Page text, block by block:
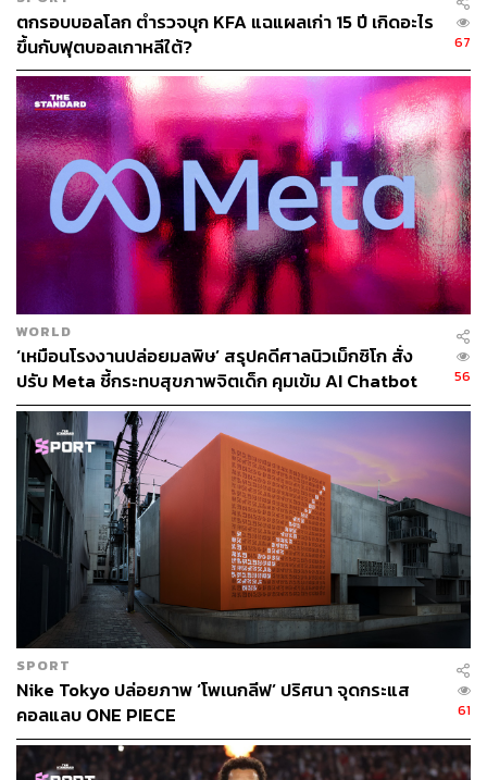
ตกรอบบอลโลก ตำรวจบุก KFA แฉแผลเก่า 15 ปี เกิดอะไร
ขึ้นกับฟุตบอลเกาหลีใต้?
67
WORLD
‘เหมือนโรงงานปล่อยมลพิษ’ สรุปคดีศาลนิวเม็กซิโก สั่ง
ปรับ Meta ชี้กระทบสุขภาพจิตเด็ก คุมเข้ม AI Chatbot
56
SPORT
Nike Tokyo ปล่อยภาพ ‘โพเนกลีฟ’ ปริศนา จุดกระแส
คอลแลบ ONE PIECE
61